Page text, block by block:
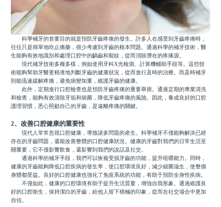
科學補牙的首要目的就是預防牙齒疼痛的發生。許多人在感受到牙齒疼痛時，
往往只是簡單地吃止痛藥，很少考慮到牙齒的根本問題。通過科學的補牙技術，醫
生能夠有效地識別和處理口腔中的齲齒和裂紋，從而消除潛在的疼痛源。
現代補牙技術多種多樣，例如使用牙科X光檢測、計算機輔助手段等。這些技
術能夠幫助牙醫更精准地判斷牙齒的健康狀況，從而進行及時的治療。而及時補牙
則能迅速緩解疼痛，避免病變加重，維護牙齒的健康。
此外，定期進行口腔檢查也是預防牙齒疼痛的重要舉措。通過定期的專業清洗
和檢查，能夠有效清除牙垢和病菌，降低牙齒疼痛的風險。因此，養成良好的口腔
護理習慣，悉心照顧自己的牙齒，是遠離疼痛的關鍵。
2、改善口腔健康的重要性
現代人常常忽視口腔健康，導致諸多問題的産生。科學補牙不僅能夠解決已經
存在的牙齒問題，還能改善整體的口腔健康狀況。健康的牙齒對我們的日常生活至
關重要，它不僅影響飲食，還影響到我們的說話及社交。
通過科學的補牙手段，我們可以恢複受損牙齒的功能，提升咀嚼能力。同時，
健康的牙齒能夠降低口腔疾病的發生率，使口腔環境良好，減少細菌滋生，使整個
身體都受益。良好的口腔健康也強化了免疫系統的功能，有助于預防全身性疾病。
不僅如此，健康的口腔環境有助于提升生活質量，增強自我形象。通過維護良
好的口腔衛生，保持潔白的牙齒，給他人留下積極的印象，從而在社交場合中更加
自信。